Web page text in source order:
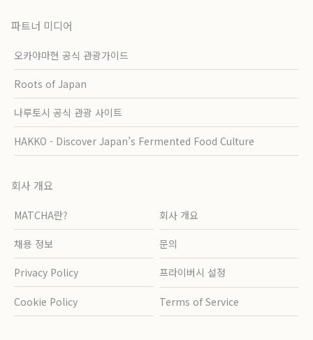
파트너 미디어
오카야마현 공식 관광가이드
Roots of Japan
나루토시 공식 관광 사이트
HAKKO - Discover Japan’s Fermented Food Culture
회사 개요
MATCHA란? 회사 개요
채용 정보 문의
Privacy Policy 프라이버시 설정
Cookie Policy Terms of Service